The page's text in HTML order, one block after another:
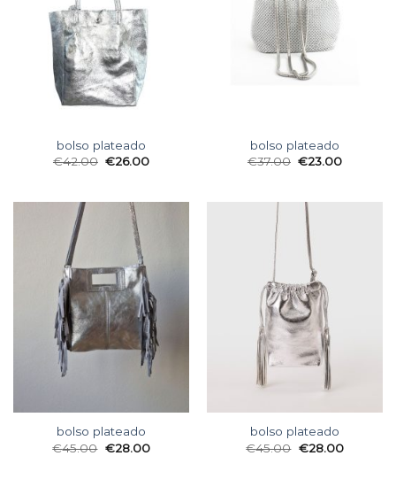
bolso plateado
€42.00 €26.00
bolso plateado
€37.00 €23.00
bolso plateado
€45.00 €28.00
bolso plateado
€45.00 €28.00